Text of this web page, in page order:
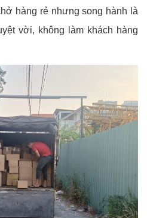
hàng rẻ nhưng song hành là
vời, không làm khách hàng